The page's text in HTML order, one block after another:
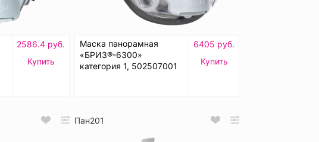
2586.4 руб.
Купить
Маска панорамная
«БРИЗ®-6300»
категория 1, 502507001
6405 руб.
Купить
Пан201